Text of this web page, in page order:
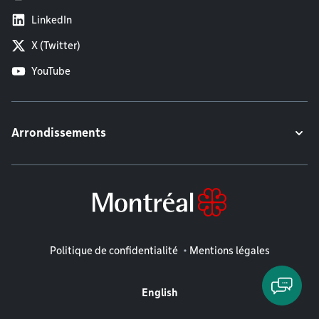
LinkedIn
X (Twitter)
YouTube
Arrondissements
Mentions légales
Politique de confidentialité Mentions légales
English